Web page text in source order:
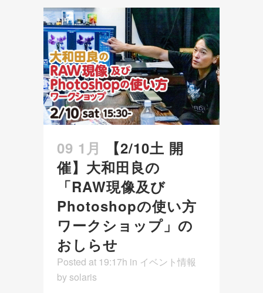
09 1月
【2/10土 開
催】大和田良の
「RAW現像及び
Photoshopの使い方
ワークショップ」の
おしらせ
Posted at 19:17h in イベント情報
by solaris